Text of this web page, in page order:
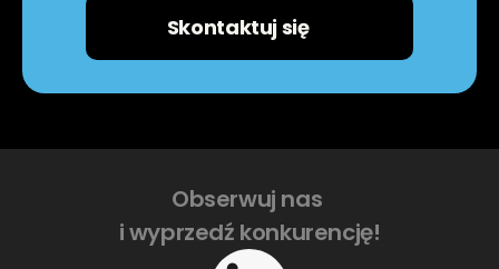
Skontaktuj się💻
Obserwuj nas
i wyprzedź konkurencję!